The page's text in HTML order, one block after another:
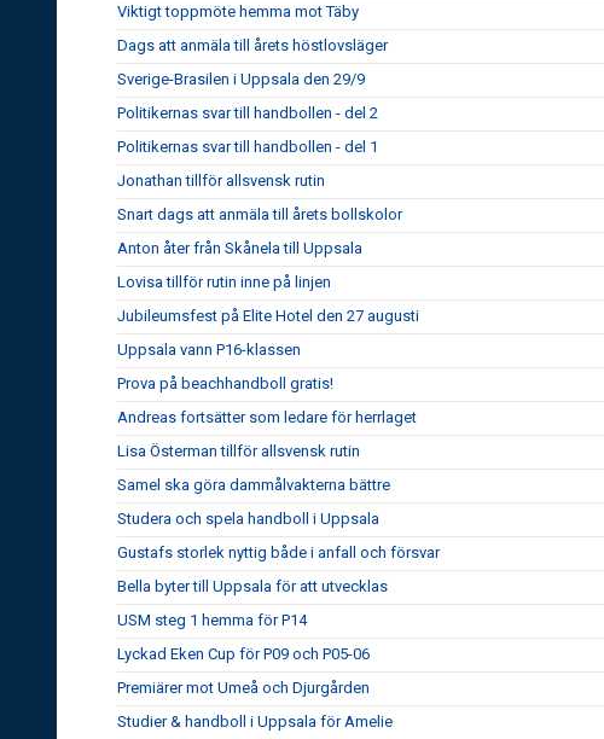
Viktigt toppmöte hemma mot Täby
Dags att anmäla till årets höstlovsläger
Sverige-Brasilen i Uppsala den 29/9
Politikernas svar till handbollen - del 2
Politikernas svar till handbollen - del 1
Jonathan tillför allsvensk rutin
Snart dags att anmäla till årets bollskolor
Anton åter från Skånela till Uppsala
Lovisa tillför rutin inne på linjen
Jubileumsfest på Elite Hotel den 27 augusti
Uppsala vann P16-klassen
Prova på beachhandboll gratis!
Andreas fortsätter som ledare för herrlaget
Lisa Österman tillför allsvensk rutin
Samel ska göra dammålvakterna bättre
Studera och spela handboll i Uppsala
Gustafs storlek nyttig både i anfall och försvar
Bella byter till Uppsala för att utvecklas
USM steg 1 hemma för P14
Lyckad Eken Cup för P09 och P05-06
Premiärer mot Umeå och Djurgården
Studier & handboll i Uppsala för Amelie